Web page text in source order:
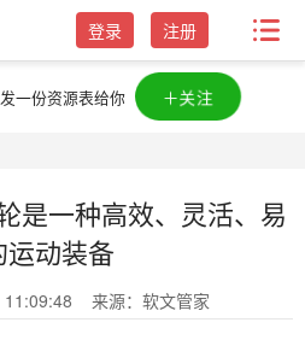
登录 注册
发一份资源表给你 ＋关注
是一种高效、灵活、易
运动装备
来源：软文管家